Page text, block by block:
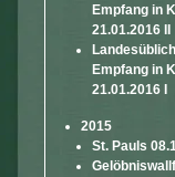
Empfang in
21.01.2016 II
Empfang in
21.01.2016 I
2015
St. Pauls